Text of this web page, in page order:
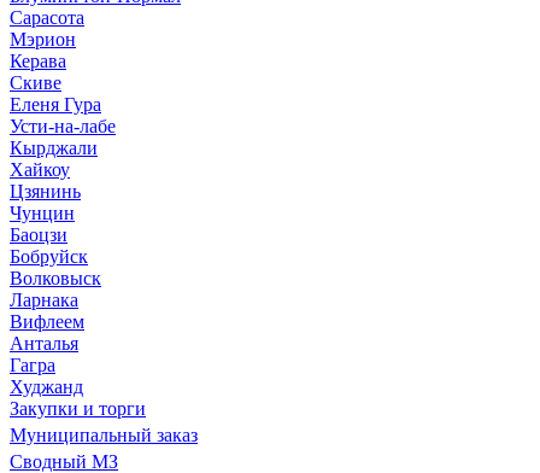
Сарасота
Мэрион
Керава
Скиве
Еленя Гура
Усти-на-лабе
Кырджали
Хайкоу
Цзянинь
Чунцин
Баоцзи
Бобруйск
Волковыск
Ларнака
Вифлеем
Анталья
Гагра
Худжанд
Закупки и торги
Муниципальный заказ
Сводный МЗ